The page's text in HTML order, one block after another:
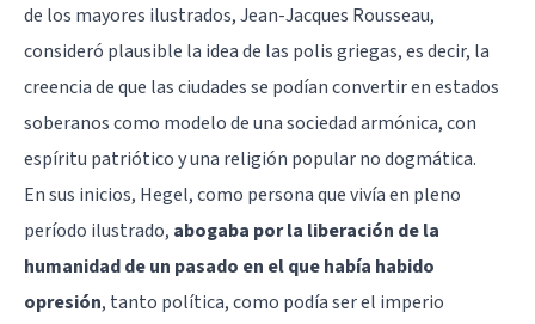
de los mayores ilustrados, Jean-Jacques Rousseau,
consideró plausible la idea de las polis griegas, es decir, la
creencia de que las ciudades se podían convertir en estados
soberanos como modelo de una sociedad armónica, con
espíritu patriótico y una religión popular no dogmática.
En sus inicios, Hegel, como persona que vivía en pleno
período ilustrado, abogaba por la liberación de la
humanidad de un pasado en el que había habido
opresión, tanto política, como podía ser el imperio